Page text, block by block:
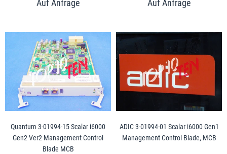
Quantum 3-01994-15 Scalar i6000
Gen2 Ver2 Management Control
Blade MCB
ADIC 3-01994-01 Scalar i6000 Gen1
Management Control Blade, MCB